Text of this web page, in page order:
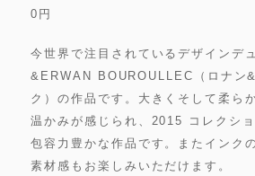
0 円
今世界で注目されているデザインデ
&ERWAN BOUROULLEC（ロナン
ク）の作品です。大きくそして柔ら
温かみが感じられ、2015 コレクショ
包容力豊かな作品です。またインク
素材感もお楽しみいただけます。